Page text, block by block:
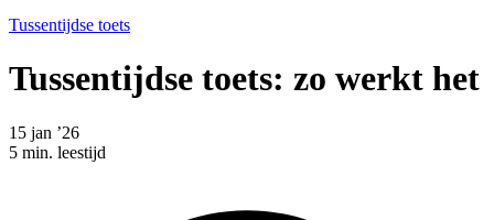
Tussentijdse toets
Tussentijdse toets: zo werkt het
15 jan ’26
5 min. leestijd